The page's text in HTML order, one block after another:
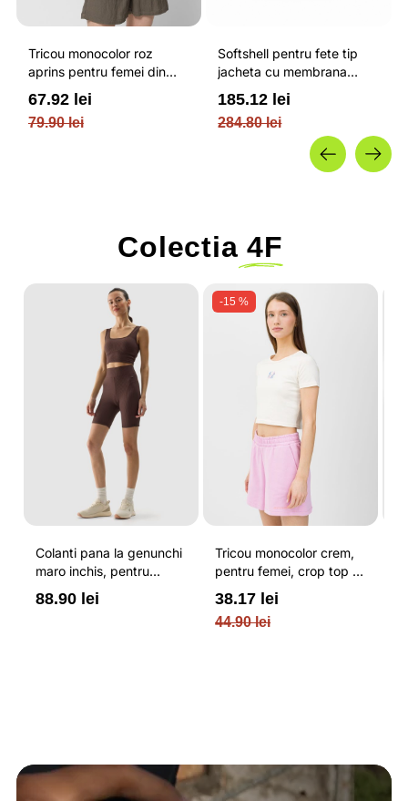
Tricou monocolor roz
aprins pentru femei din
bumbac si cu croiala boxy
OUTHORN
79.90 lei
67.92 lei
Softshell pentru fete tip
jacheta cu membrana
impermeabila NEODRY 5
000 si permis de schi roz /
4F JUNIOR
284.80 lei
185.12 lei
Colectia 4F
Colanti pana la genunchi
maro inchis, pentru
femei, cu striatii si
cusaturi plate 4F
88.90 lei
-15 %
Tricou monocolor crem,
pentru femei, crop top si
croiala slim 4F
44.90 lei
38.17 lei